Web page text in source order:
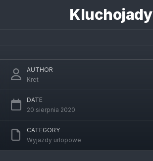
Kluchojady
AUTHOR
Kret
DATE
20 sierpnia 2020
CATEGORY
Wyjazdy urlopowe